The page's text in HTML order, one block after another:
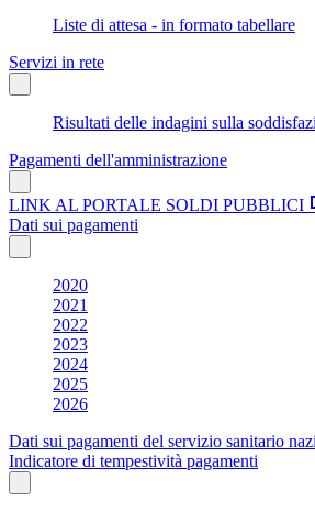
Liste di attesa - in formato tabellare
Servizi in rete
Risultati delle indagini sulla
Pagamenti dell'amministrazione
LINK AL PORTALE SOLDI PUBBLICI
Dati sui pagamenti
2020
2021
2022
2023
2024
2025
2026
Dati sui pagamenti del servizio sanitario
Indicatore di tempestività pagamenti